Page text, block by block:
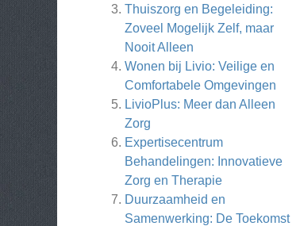
Thuiszorg en Begeleiding:
Zoveel Mogelijk Zelf, maar
Nooit Alleen
Wonen bij Livio: Veilige en
Comfortabele Omgevingen
LivioPlus: Meer dan Alleen
Zorg
Expertisecentrum
Behandelingen: Innovatieve
Zorg en Therapie
Duurzaamheid en
Samenwerking: De Toekomst